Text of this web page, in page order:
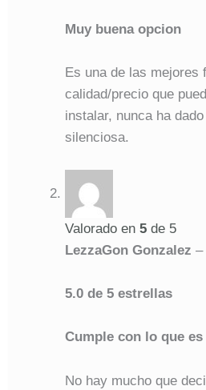
Muy buena opcion
Es una de las mejores
calidad/precio que
instalar, nunca ha
silenciosa.
Valorado en 5 de 5
LezzaGon Gonzalez –
5.0 de 5 estrellas
Cumple con lo que es
No hay mucho que